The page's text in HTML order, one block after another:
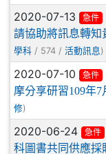
2020-07-13 急件
請協助將訊息轉知
學科 / 574 / 活動訊息 )
2020-07-10 急件
摩分享研習109年7
修)
2020-06-24 急件
科圖書共同供應採